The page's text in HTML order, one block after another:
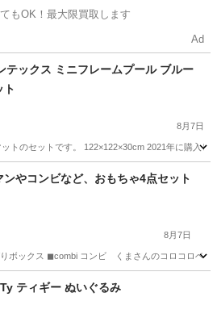
もOK！最大限買取します
Ad
テックス ミニフレームプール ブルー
ト
8月7日
トのセットです。 122×122×30cm 2021年に購入
おもちゃ プール
ンやコンビなど、おもちゃ4点セット
8月7日
ボックス ◼︎combi コンビ くまさんのコロコロベ
おもちゃ アンパンマン
ティギー ぬいぐるみ